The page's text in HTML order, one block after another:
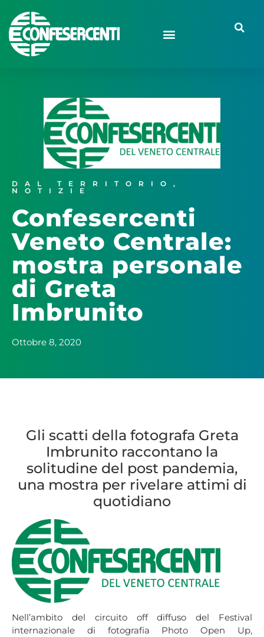
DAL TERRITORIO ,
NOTIZIE
Confesercenti
Veneto Centrale:
mostra personale
di Greta
Imbrunito
Ottobre 8, 2020
Gli scatti della fotografa Greta
Imbrunito raccontano la
solitudine del post pandemia,
una mostra per rivelare attimi di
quotidiano
Nell’ambito del circuito off diffuso del Festival
internazionale di fotografia Photo Open Up,